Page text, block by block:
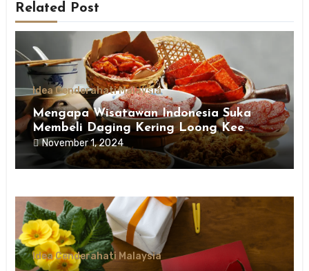
Related Post
Idea Cenderahati Malaysia
Mengapa Wisatawan Indonesia Suka
Membeli Daging Kering Loong Kee
sebagai Oleh-Oleh dari Malaysia
November 1, 2024
Idea Cenderahati Malaysia